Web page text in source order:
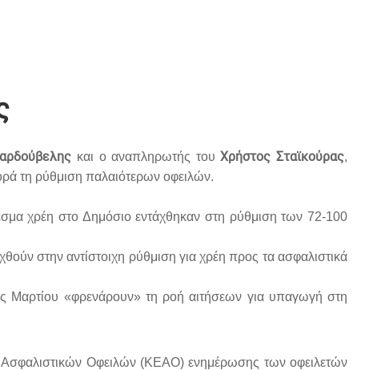
και ο αναπληρωτής του Χρήστος Σταϊκούρας,
τη ρύθμιση παλαιότερων οφειλών.
χρέη στο Δημόσιο εντάχθηκαν στη ρύθμιση των 72-100
στην αντίστοιχη ρύθμιση για χρέη προς τα ασφαλιστικά
Μαρτίου «φρενάρουν» τη ροή αιτήσεων για υπαγωγή στη
Ασφαλιστικών Οφειλών (ΚΕΑΟ) ενημέρωσης των οφειλετών